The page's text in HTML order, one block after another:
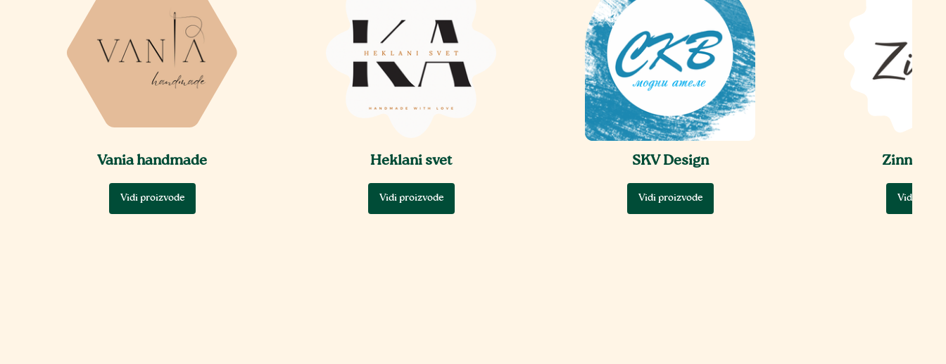
Vania handmade
Vidi proizvode
Heklani svet
Vidi proizvode
SKV Design
Vidi proizvode
Zinnia
Vidi